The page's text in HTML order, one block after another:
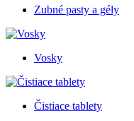
Zubné pasty a gély
Vosky
Čistiace tablety